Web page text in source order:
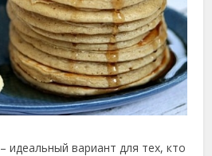
– идеальный вариант для тех, кто